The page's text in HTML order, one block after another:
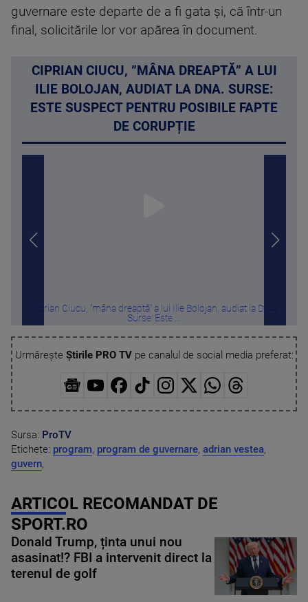
guvernare este departe de a fi gata și, că într-un
final, solicitările lor vor apărea în document.
CIPRIAN CIUCU, ”MÂNA DREAPTĂ” A LUI
ILIE BOLOJAN, AUDIAT LA DNA. SURSE:
ESTE SUSPECT PENTRU POSIBILE FAPTE
DE CORUPȚIE
Ciprian Ciucu, ”mâna dreaptă” a lui Ilie Bolojan, audiat la DNA.
Surse: Este ...
Urmărește Știrile PRO TVpe canalul de social media preferat:
Sursa: ProTV
Etichete: program, program de guvernare, adrian vestea,
guvern,
ARTICOL RECOMANDAT DE
SPORT.RO
Donald Trump, ținta unui nou
asasinat!? FBI a intervenit direct la
terenul de golf